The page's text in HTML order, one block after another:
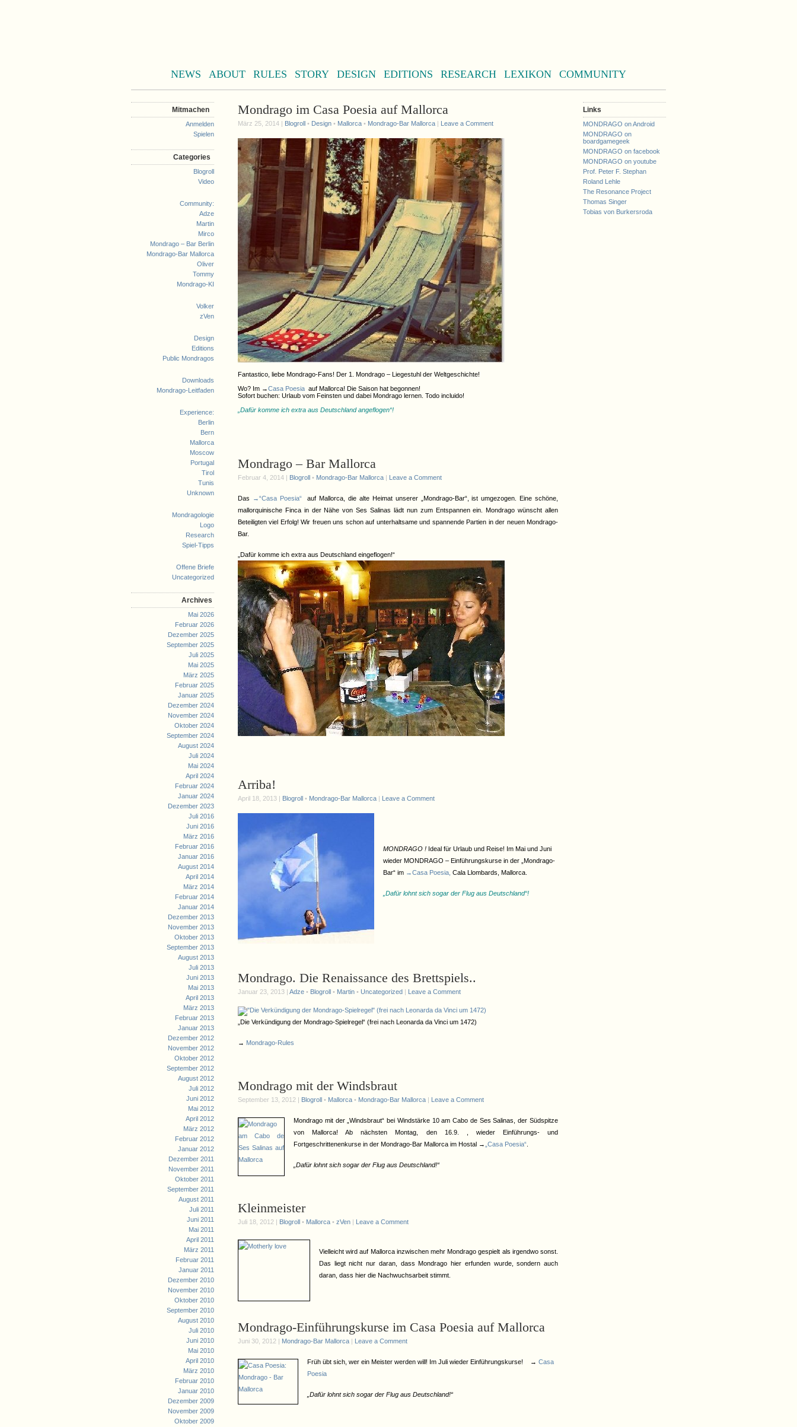
NEWS ABOUT RULES STORY DESIGN EDITIONS RESEARCH LEXIKON COMMUNITY
Mitmachen
Anmelden
Spielen
Categories
Blogroll
Video
Community:
Adze
Martin
Mirco
Mondrago – Bar Berlin
Mondrago-Bar Mallorca
Oliver
Tommy
Mondrago-KI
Volker
zVen
Design
Editions
Public Mondragos
Downloads
Mondrago-Leitfaden
Experience:
Berlin
Bern
Mallorca
Moscow
Portugal
Tirol
Tunis
Unknown
Mondragologie
Logo
Research
Spiel-Tipps
Offene Briefe
Uncategorized
Archives
Mai 2026
Februar 2026
Dezember 2025
September 2025
Juli 2025
Mai 2025
März 2025
Februar 2025
Januar 2025
Dezember 2024
November 2024
Oktober 2024
September 2024
August 2024
Juli 2024
Mai 2024
April 2024
Februar 2024
Januar 2024
Dezember 2023
Juli 2016
Juni 2016
März 2016
Februar 2016
Januar 2016
August 2014
April 2014
März 2014
Februar 2014
Januar 2014
Dezember 2013
November 2013
Oktober 2013
September 2013
August 2013
Juli 2013
Juni 2013
Mai 2013
April 2013
März 2013
Februar 2013
Januar 2013
Dezember 2012
November 2012
Oktober 2012
September 2012
August 2012
Juli 2012
Juni 2012
Mai 2012
April 2012
März 2012
Februar 2012
Januar 2012
Dezember 2011
November 2011
Oktober 2011
September 2011
August 2011
Juli 2011
Juni 2011
Mai 2011
April 2011
März 2011
Februar 2011
Januar 2011
Dezember 2010
November 2010
Oktober 2010
September 2010
August 2010
Juli 2010
Juni 2010
Mai 2010
April 2010
März 2010
Februar 2010
Januar 2010
Dezember 2009
November 2009
Oktober 2009
Mondrago im Casa Poesia auf Mallorca
März 25, 2014 | Blogroll • Design • Mallorca • Mondrago-Bar Mallorca | Leave a Comment
Fantastico, liebe Mondrago-Fans! Der 1. Mondrago – Liegestuhl der Weltgeschichte!
Wo? Im →Casa Poesia auf Mallorca! Die Saison hat begonnen!
Sofort buchen: Urlaub vom Feinsten und dabei Mondrago lernen. Todo incluido!
„Dafür komme ich extra aus Deutschland angeflogen“!
Mondrago – Bar Mallorca
Februar 4, 2014 | Blogroll • Mondrago-Bar Mallorca | Leave a Comment
Das →“Casa Poesia“
auf Mallorca, die alte Heimat unserer „Mondrago-Bar“, ist umgezogen. Eine schöne,
mallorquinische Finca in der Nähe von Ses Salinas lädt nun zum Entspannen ein. Mondrago wünscht allen
Beteiligten viel Erfolg! Wir freuen uns schon auf unterhaltsame und spannende Partien in der neuen Mondrago-
Bar.
„Dafür komme ich extra aus Deutschland eingeflogen!“
Arriba!
April 18, 2013 | Blogroll • Mondrago-Bar Mallorca | Leave a Comment
MONDRAGO ! Ideal für Urlaub und Reise! Im Mai und Juni
wieder MONDRAGO – Einführungskurse in der „Mondrago-
Bar“ im →Casa Poesia, Cala Llombards, Mallorca.
„Dafür lohnt sich sogar der Flug aus Deutschland“!
Mondrago. Die Renaissance des Brettspiels..
Januar 23, 2013 | Adze • Blogroll • Martin • Uncategorized | Leave a Comment
„Die Verkündigung der Mondrago-Spielregel“ (frei nach Leonarda da Vinci um 1472)
→ Mondrago-Rules
Mondrago mit der Windsbraut
September 13, 2012 | Blogroll • Mallorca • Mondrago-Bar Mallorca | Leave a Comment
Mondrago mit der „Windsbraut“ bei Windstärke 10 am Cabo de Ses Salinas, der Südspitze
von Mallorca! Ab nächsten Montag, den 16.9. , wieder Einführungs- und
Fortgeschrittenenkurse in der Mondrago-Bar Mallorca im Hostal → „Casa Poesia“
„Dafür lohnt sich sogar der Flug aus Deutschland!“
Kleinmeister
Juli 18, 2012 | Blogroll • Mallorca • zVen | Leave a Comment
Vielleicht wird auf Mallorca inzwischen mehr Mondrago gespielt als irgendwo sonst.
Das liegt nicht nur daran, dass Mondrago hier erfunden wurde, sondern auch
daran, dass hier die Nachwuchsarbeit stimmt.
Mondrago-Einführungskurse im Casa Poesia auf Mallorca
Juni 30, 2012 | Mondrago-Bar Mallorca | Leave a Comment
Früh übt sich, wer ein Meister werden will! Im Juli wieder Einführungskurse! → Casa
Poesia
„Dafür lohnt sich sogar der Flug aus Deutschland!“
Links
MONDRAGO on Android
MONDRAGO on
boardgamegeek
MONDRAGO on facebook
MONDRAGO on youtube
Prof. Peter F. Stephan
Roland Lehle
The Resonance Project
Thomas Singer
Tobias von Burkersroda